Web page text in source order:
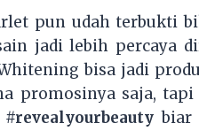
pun udah terbukti
jadi lebih percaya
bisa jadi
promosinya saja,
#revealyourbeauty biar